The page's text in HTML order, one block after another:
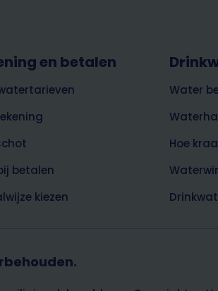
en betalen
betalen
kiezen
Water
Hoe